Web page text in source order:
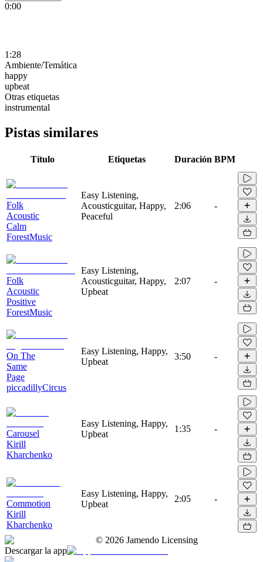
0:00
1:28
Ambiente/Temática
happy
upbeat
Otras etiquetas
instrumental
Pistas similares
Título Etiquetas Duración BPM
Folk
Acoustic
Calm
ForestMusic
Easy Listening,
Acousticguitar, Happy,
Peaceful
2:06 -
Folk
Acoustic
Positive
ForestMusic
Easy Listening,
Acousticguitar, Happy,
Upbeat
2:07 -
On The
Same
Page
piccadillyCircus
Easy Listening, Happy,
Upbeat
3:50 -
Carousel
Kirill
Kharchenko
Easy Listening, Happy,
Upbeat
1:35 -
Commotion
Kirill
Kharchenko
Easy Listening, Happy,
Upbeat
2:05 -
© 2026 Jamendo Licensing
Descargar la app